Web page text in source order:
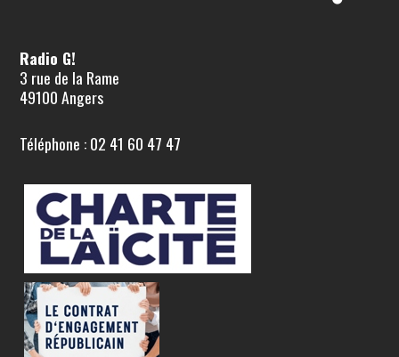
Radio G!
3 rue de la Rame
49100 Angers
Téléphone : 02 41 60 47 47